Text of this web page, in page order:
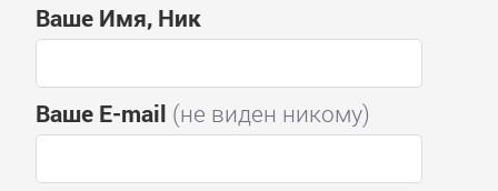
Ваше Имя, Ник
Ваше E-mail (не виден никому)